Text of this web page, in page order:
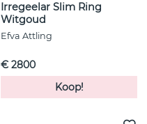
Irregeelar Slim Ring
Witgoud
Efva Attling
€ 2800
Koop!